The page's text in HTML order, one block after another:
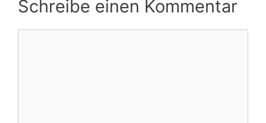
Schreibe einen Kommentar